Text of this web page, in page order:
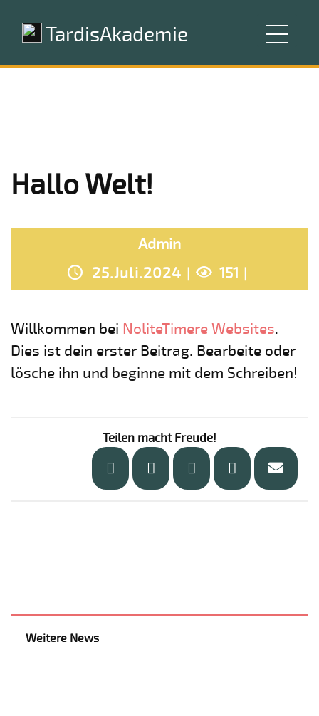
TardisAkademie
Hallo Welt!
Admin
25.Juli.2024
151
Willkommen bei NoliteTimere Websites.
Dies ist dein erster Beitrag. Bearbeite oder
lösche ihn und beginne mit dem Schreiben!
Teilen macht Freude!
Weitere News